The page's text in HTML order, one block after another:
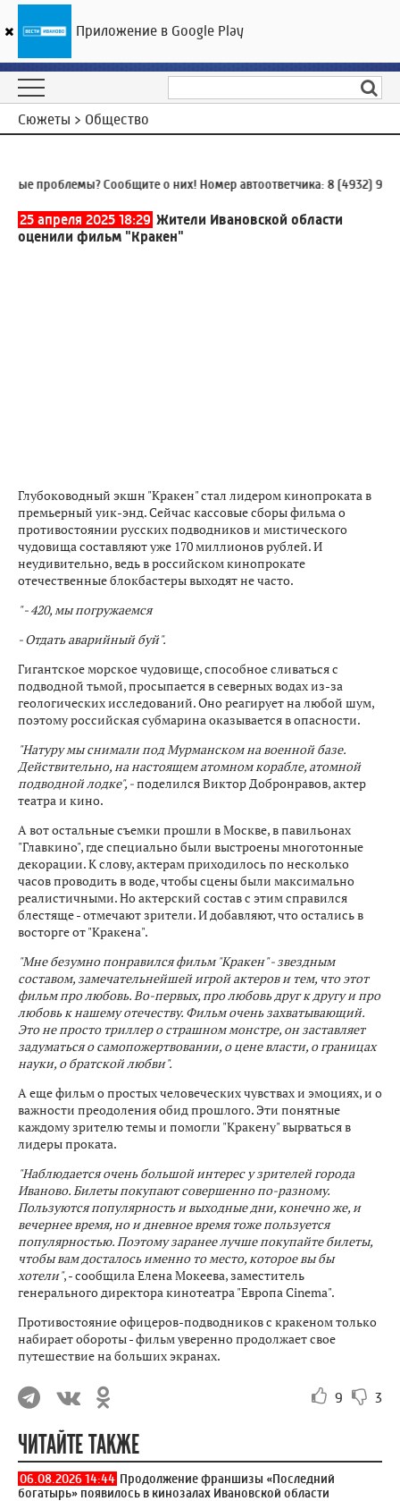
ГТРК «Ивтелерадио»
Сюжеты > Общество
проблемы? Сообщите о них! Номер автоответчика:8 (4932) 930-930
25 апреля 2025 18:29 Жители Ивановской области
оценили фильм "Кракен"
Глубоководный экшн "Кракен" стал лидером кинопроката в
премьерный уик-энд. Сейчас кассовые сборы фильма о
противостоянии русских подводников и мистического
чудовища составляют уже 170 миллионов рублей. И
неудивительно, ведь в российском кинопрокате
отечественные блокбастеры выходят не часто.
" - 420, мы погружаемся
- Отдать аварийный буй".
Гигантское морское чудовище, способное сливаться с
подводной тьмой, просыпается в северных водах из-за
геологических исследований. Оно реагирует на любой шум,
поэтому российская субмарина оказывается в опасности.
"Натуру мы снимали под Мурманском на военной базе.
Действительно, на настоящем атомном корабле, атомной
подводной лодке", -поделился Виктор Добронравов, актер
театра и кино.
А вот остальные съемки прошли в Москве, в павильонах
"Главкино", где специально были выстроены многотонные
декорации. К слову, актерам приходилось по несколько
часов проводить в воде, чтобы сцены были максимально
реалистичными. Но актерский состав с этим справился
блестяще - отмечают зрители. И добавляют, что остались в
восторге от "Кракена".
"Мне безумно понравился фильм "Кракен" - звездным
составом, замечательнейшей игрой актеров и тем, что этот
фильм про любовь. Во-первых, про любовь друг к другу и про
любовь к нашему отечеству. Фильм очень захватывающий.
Это не просто триллер о страшном монстре, он заставляет
задуматься о самопожертвовании, о цене власти, о границах
науки, о братской любви".
А еще фильм о простых человеческих чувствах и эмоциях, и о
важности преодоления обид прошлого. Эти понятные
каждому зрителю темы и помогли "Кракену" вырваться в
лидеры проката.
"Наблюдается очень большой интерес у зрителей города
Иваново. Билеты покупают совершенно по-разному.
Пользуются популярность и выходные дни, конечно же, и
вечернее время, но и дневное время тоже пользуется
популярностью. Поэтому заранее лучше покупайте билеты,
чтобы вам досталось именно то место, которое вы бы
хотели", - сообщила Елена Мокеева, заместитель
генерального директора кинотеатра "Европа Cinema".
Противостояние офицеров-подводников с кракеном только
набирает обороты - фильм уверенно продолжает свое
путешествие на больших экранах.
9 3
ЧИТАЙТЕ ТАКЖЕ
06.08.2026 14:44 Продолжение франшизы «Последний
богатырь» появилось в кинозалах Ивановской области
Приложение в Google Play